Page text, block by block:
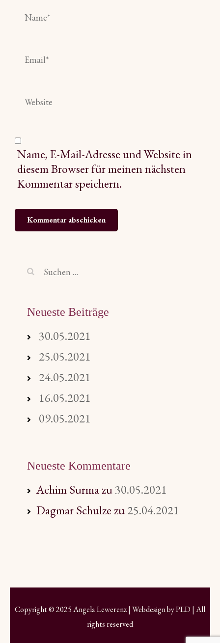
Name, E-Mail-Adresse und Website in
diesem Browser für meinen nächsten
Kommentar speichern.
Suchen
Neueste Beiträge
30.05.2021
25.05.2021
24.05.2021
16.05.2021
09.05.2021
Neueste Kommentare
Achim Surmazu30.05.2021
Dagmar Schulzezu25.04.2021
Copyright © 2025 Angela Lewerenz | Webdesign byPLD | All
rights reserved